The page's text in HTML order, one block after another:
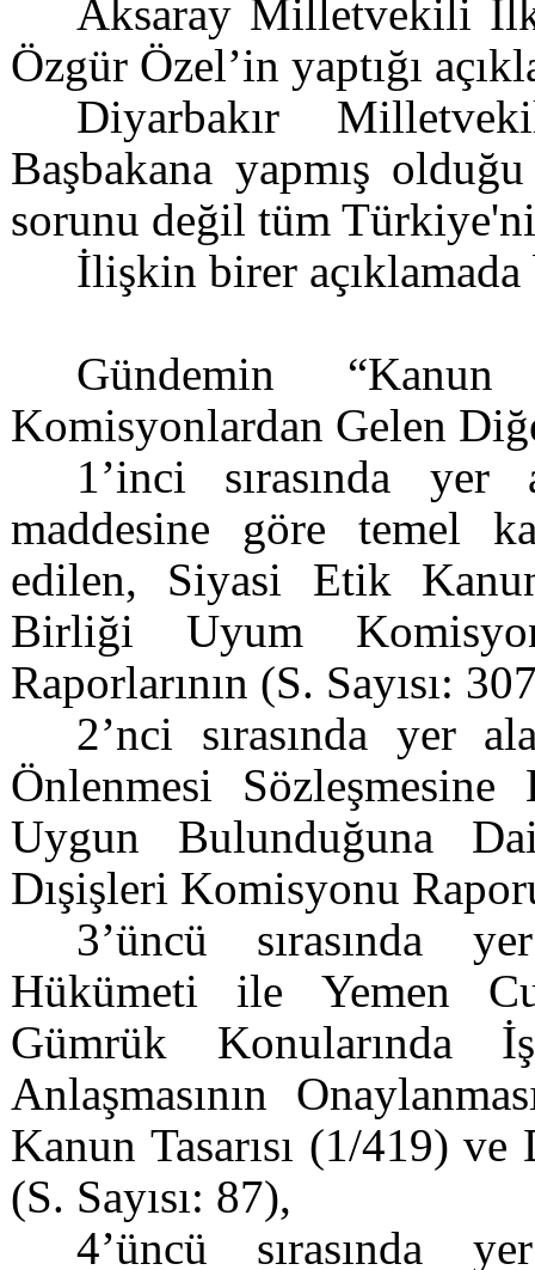
Aksaray Milletvekili
Özgür Özel’in yaptığı
Diyarbakır
Başbakana yapmış
sorunu değil tüm
İlişkin birer
Gündemin
Komisyonlardan Gelen
1’inci sırasında
maddesine göre temel
edilen, Siyasi Etik
Birliği Uyum
Raporlarının (S. Sayısı:
2’nci sırasında yer
Önlenmesi Sözleşmesine
Uygun Bulunduğuna
Dışişleri Komisyonu
3’üncü sırasında
Hükümeti ile Yemen
Gümrük Konularında
Anlaşmasının
Kanun Tasarısı (1/419)
(S. Sayısı: 87),
4’üncü sırasında